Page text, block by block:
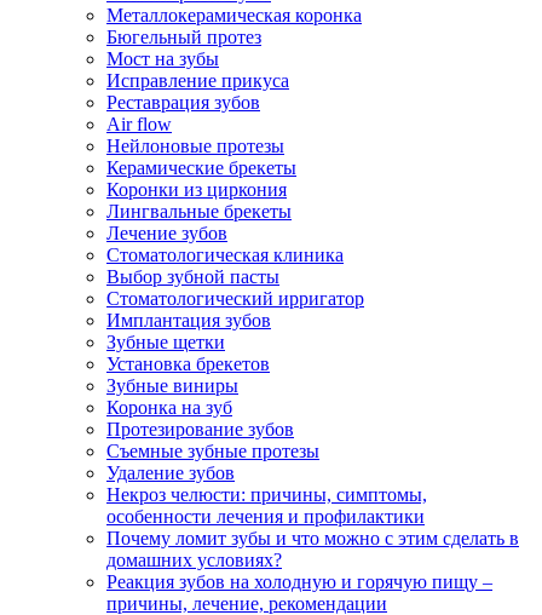
Металлокерамическая коронка
Бюгельный протез
Мост на зубы
Исправление прикуса
Реставрация зубов
Air flow
Нейлоновые протезы
Керамические брекеты
Коронки из циркония
Лингвальные брекеты
Лечение зубов
Стоматологическая клиника
Выбор зубной пасты
Стоматологический ирригатор
Имплантация зубов
Зубные щетки
Установка брекетов
Зубные виниры
Коронка на зуб
Протезирование зубов
Съемные зубные протезы
Удаление зубов
Некроз челюсти: причины, симптомы,
особенности лечения и профилактики
Почему ломит зубы и что можно с этим сделать в
домашних условиях?
Реакция зубов на холодную и горячую пищу –
причины, лечение, рекомендации